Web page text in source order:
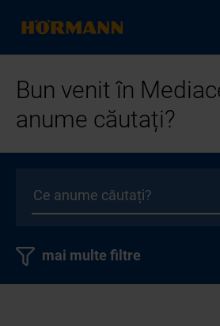
Bun venit în
anume căutați?
mai multe filtre